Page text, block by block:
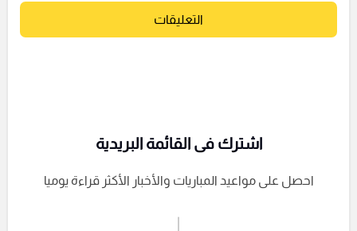
التعليقات
اشترك فى القائمة البريدية
احصل على مواعيد المباريات والأخبار الأكثر قراءة يوميا